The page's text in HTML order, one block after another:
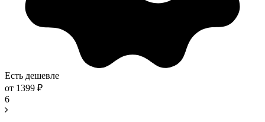
Есть дешевле
от 1399 ₽
6